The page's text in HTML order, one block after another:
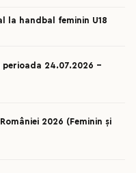
la handbal feminin U18
24.07.2026 –
2026 (Feminin și